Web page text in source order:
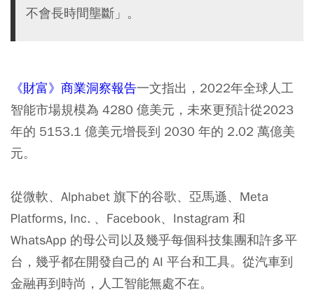
不會長時間壟斷」。
《財富》商業洞察報告一文指出，2022年全球人工
智能市場規模為 4280 億美元，未來更預計從2023
年的 5153.1 億美元增長到 2030 年的 2.02 萬億美
元。
從微軟、Alphabet 旗下的谷歌、亞馬遜、Meta
Platforms, Inc. 、Facebook、Instagram 和
WhatsApp 的母公司以及幾乎每個科技集團和許多平
台，幾乎都在開發自己的 AI 平台和工具。從汽車到
金融再到時尚，人工智能無處不在。